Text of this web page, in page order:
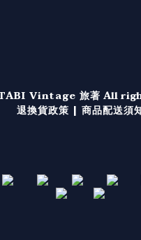
Vintage 旅著 All
退換貨政策 | 商品配送須